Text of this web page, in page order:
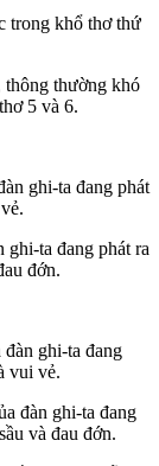
trong khổ thơ thứ
thông thường khó
5 và 6.
ghi-ta đang phát
ghi-ta đang phát ra
đớn.
ghi-ta đang
vui vẻ.
đàn ghi-ta đang
và đau đớn.